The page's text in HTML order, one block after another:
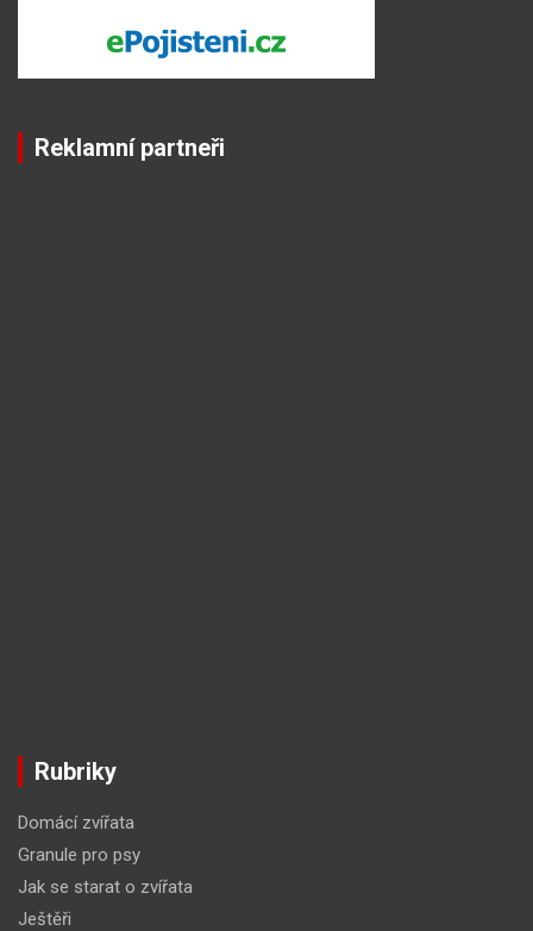
Reklamní partneři
Rubriky
Domácí zvířata
Granule pro psy
Jak se starat o zvířata
Ještěři